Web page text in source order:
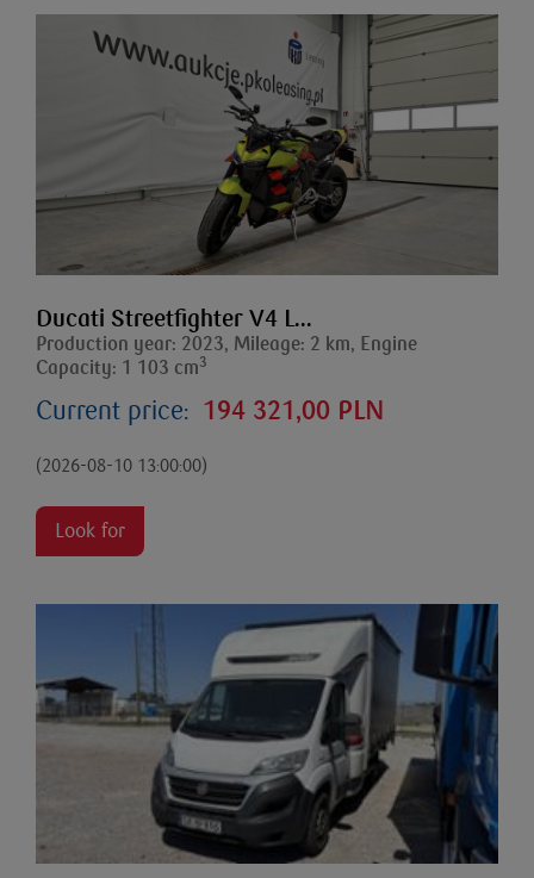
Ducati Streetfighter V4 L...
Production year: 2023, Mileage: 2 km, Engine
Capacity: 1 103 cm3
Current price: 194 321,00 PLN
(2026-08-10 13:00:00)
Look for